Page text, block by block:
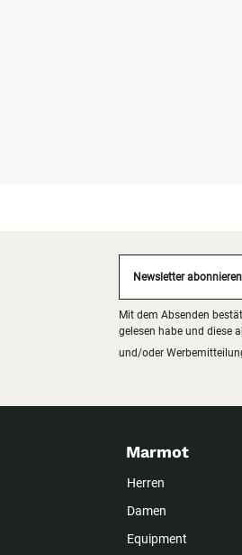
Newsletter abonnieren
Mit dem Absenden
gelesen habe und diese
und/oder
Marmot
Herren
Damen
Equipment